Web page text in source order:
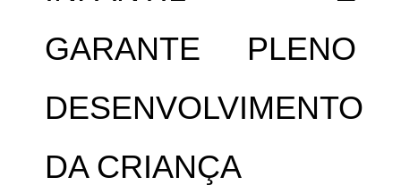
GARANTE PLENO
DESENVOLVIMENTO
DA CRIANÇA